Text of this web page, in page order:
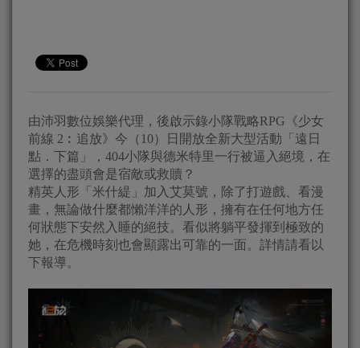
由沛羽數位娛樂代理，後啟示錄小隊戰略RPG《少女
前線 2︰追放》今（10）日開放全新大型活動「遠日
點．下篇」，404小隊與德米特里一行被逼入絕境，在
選擇的盡頭會是宿敵或救贖？
精英人形「米什緹」加入艾莫號，除了打遊戲、看漫
畫，無論做什麼都懶洋洋的人形，擁有在任何地方任
何狀態下安然入睡的絕技。看似將躺平發揮到極致的
她，在危機時刻也會顯露出可靠的一面。詳情請看以
下報導。